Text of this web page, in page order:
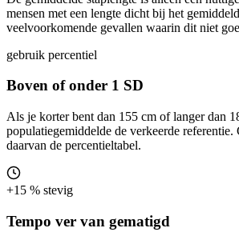
mensen met een lengte dicht bij het
veelvoorkomende gevallen waarin dit niet
gebruik percentiel
Boven of onder 1 SD
Als je korter bent dan 155 cm of langer dan
populatiegemiddelde de verkeerde
daarvan de percentieltabel.
+15 % stevig
Tempo ver van gematigd